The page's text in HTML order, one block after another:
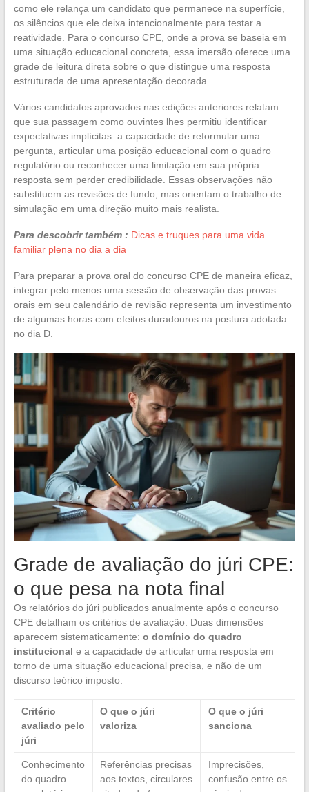
como ele relança um candidato que permanece na superfície,
os silêncios que ele deixa intencionalmente para testar a
reatividade. Para o concurso CPE, onde a prova se baseia em
uma situação educacional concreta, essa imersão oferece uma
grade de leitura direta sobre o que distingue uma resposta
estruturada de uma apresentação decorada.
Vários candidatos aprovados nas edições anteriores relatam
que sua passagem como ouvintes lhes permitiu identificar
expectativas implícitas: a capacidade de reformular uma
pergunta, articular uma posição educacional com o quadro
regulatório ou reconhecer uma limitação em sua própria
resposta sem perder credibilidade. Essas observações não
substituem as revisões de fundo, mas orientam o trabalho de
simulação em uma direção muito mais realista.
Para descobrir também : Dicas e truques para uma vida
familiar plena no dia a dia
Para preparar a prova oral do concurso CPE de maneira eficaz,
integrar pelo menos uma sessão de observação das provas
orais em seu calendário de revisão representa um investimento
de algumas horas com efeitos duradouros na postura adotada
no dia D.
Grade de avaliação do júri CPE:
o que pesa na nota final
Os relatórios do júri publicados anualmente após o concurso
CPE detalham os critérios de avaliação. Duas dimensões
aparecem sistematicamente: o domínio do quadro
institucional e a capacidade de articular uma resposta em
torno de uma situação educacional precisa, e não de um
discurso teórico imposto.
Critério
avaliado pelo
júri
O que o júri
valoriza
O que o júri
sanciona
Conhecimento
do quadro
Referências precisas
aos textos, circulares
Imprecisões,
confusão entre os